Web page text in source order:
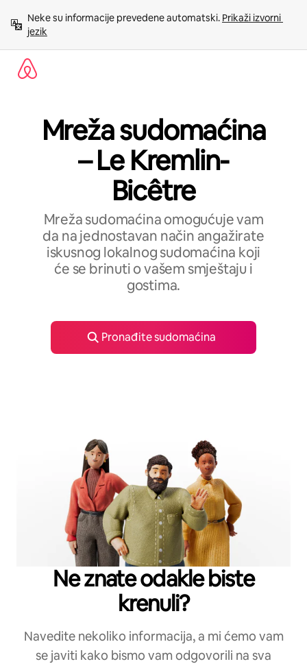
sadržaj
Neke su informacije prevedene automatski. Prikaži izvorni
jezik
Mreža sudomaćina
– Le Kremlin-
Bicêtre
Mreža sudomaćina omogućuje vam
da na jednostavan način angažirate
iskusnog lokalnog sudomaćina koji
će se brinuti o vašem smještaju i
gostima.
Pronađite sudomaćina
Ne znate odakle biste
krenuli?
Navedite nekoliko informacija, a mi ćemo vam
se javiti kako bismo vam odgovorili na sva